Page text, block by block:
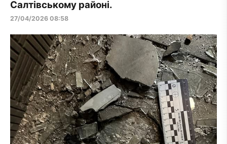
Салтівському районі.
27/04/2026 08:58